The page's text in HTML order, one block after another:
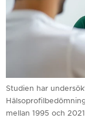
Studien har
mellan 1995 och